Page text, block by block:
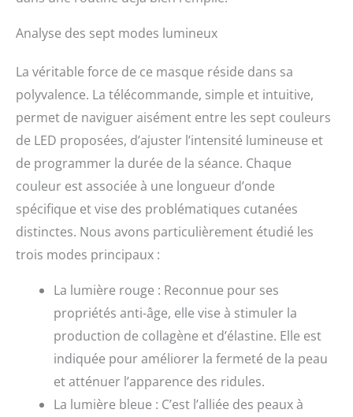
Analyse des sept modes lumineux
La véritable force de ce masque réside dans sa
polyvalence. La télécommande, simple et intuitive,
permet de naviguer aisément entre les sept couleurs
de LED proposées, d’ajuster l’intensité lumineuse et
de programmer la durée de la séance. Chaque
couleur est associée à une longueur d’onde
spécifique et vise des problématiques cutanées
distinctes. Nous avons particulièrement étudié les
trois modes principaux :
La lumière rouge : Reconnue pour ses
propriétés anti-âge, elle vise à stimuler la
production de collagène et d’élastine. Elle est
indiquée pour améliorer la fermeté de la peau
et atténuer l’apparence des ridules.
La lumière bleue : C’est l’alliée des peaux à